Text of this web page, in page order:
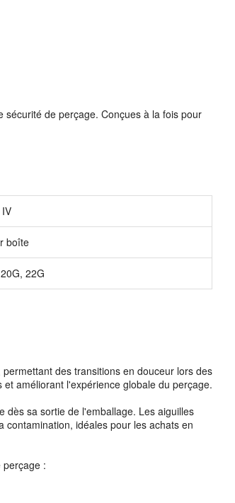
de perçage. Conçues à la fois pour
boîte
22G
des transitions en douceur lors des
améliorant l'expérience globale du perçage.
sa sortie de l'emballage. Les aiguilles
idéales pour les achats en
perçage :